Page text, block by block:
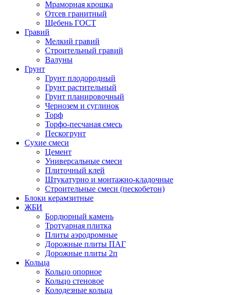
Мраморная крошка
Отсев гранитный
Щебень ГОСТ
Гравий
Мелкий гравий
Строительный гравий
Валуны
Грунт
Грунт плодородный
Грунт растительный
Грунт планировочный
Чернозем и суглинок
Торф
Торфо-песчаная смесь
Пескогрунт
Сухие смеси
Цемент
Универсальные смеси
Плиточный клей
Штукатурно и монтажно-кладочные
Строительные смеси (пескобетон)
Блоки керамзитные
ЖБИ
Бордюрный камень
Тротуарная плитка
Плиты аэродромные
Дорожные плиты ПАГ
Дорожные плиты 2п
Кольца
Кольцо опорное
Кольцо стеновое
Колодезные кольца